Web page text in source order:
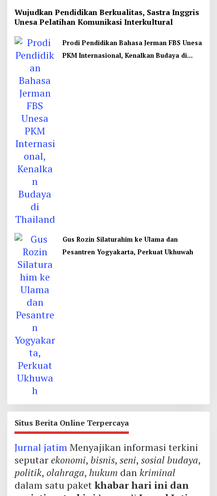
Wujudkan Pendidikan Berkualitas, Sastra Inggris
Unesa Pelatihan Komunikasi Interkultural
Prodi Pendidikan Bahasa Jerman FBS Unesa
PKM Internasional, Kenalkan Budaya di
Gus Rozin Silaturahim ke Ulama dan
Pesantren Yogyakarta, Perkuat Ukhuwah
Situs Berita Online Terpercaya
Jurnal jatimMenyajikan informasi terkini
seputarekonomi, bisnis, seni, sosial budaya,
politik, olahraga, hukum dankriminal
dalam satu paketkhabar hari ini dan